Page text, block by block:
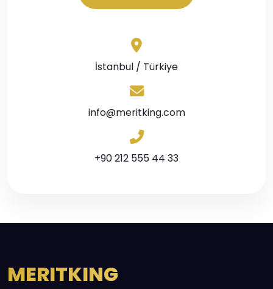
İstanbul / Türkiye
info@meritking.com
+90 212 555 44 33
MERITKING